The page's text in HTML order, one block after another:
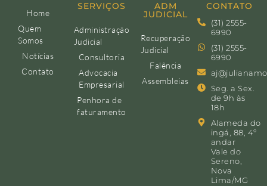
Home
Quem
Somos
Notícias
Contato
SERVIÇOS
Administração
Judicial
Consultoria
Advocacia
Empresarial
Penhora de
faturamento
ADM
JUDICIAL
Recuperação
Judicial
Falência
Assembleias
CONTATO
(31) 2555-
6990
(31) 2555-
6990
Seg. a Sex.
de 9h às
18h
Alameda do
ingá, 88, 4º
andar
Vale do
Sereno,
Nova
Lima/MG